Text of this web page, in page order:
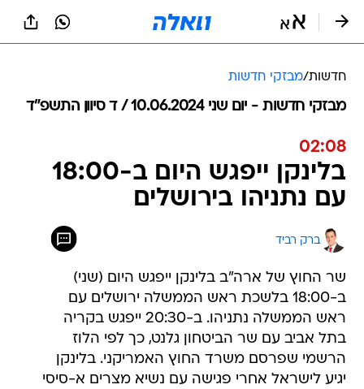
חדשות/מבזקי חדשות
מבזקי חדשות - יום שני 10.06.2024 / ד סיוון התשפ"ד
02:08
בלינקן ייפגש היום ב-18:00
עם נתניהו בירושלים
ברק רביד
שר החוץ של ארה"ב בלינקן ייפגש היום (שני)
ב-18:00 בלשכת ראש הממשלה ירושלים עם
ראש הממשלה נתניהו. ב-20:30 ייפגש בקריה
בתל אביב עם שר הביטחון גלנט, כך לפי הלוז
הרשמי שפרסם משרד החוץ האמריקני. בלינקן
יגיע לישראל אחרי פגישה עם נשיא מצרים א-סיסי